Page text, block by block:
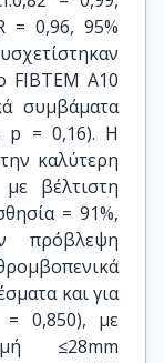
= 0,96, 95%
FIBTEM A10
συμβάματα
p = 0,16). Η
καλύτερη
βέλτιστη
= 91%,
πρόβλεψη
και για
0,850), με
≤28mm